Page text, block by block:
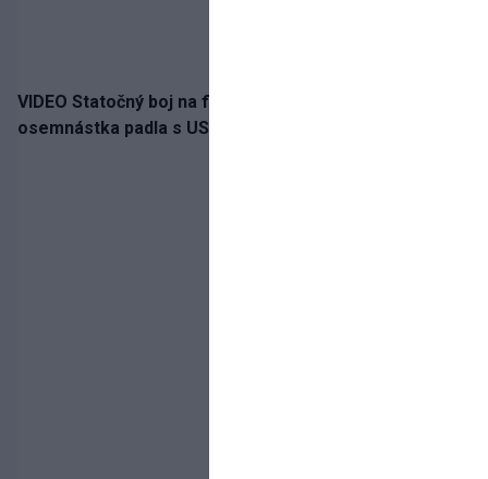
VIDEO Statočný boj na finále nestačil: Slovenská
osemnástka padla s USA a zabojuje o bronz